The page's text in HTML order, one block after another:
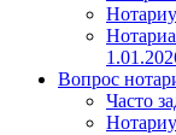
Вопрос
Часто